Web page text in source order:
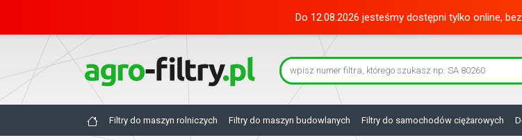
Do 12.08.2026 jesteśmy dostępni tylko online,
Filtry do maszyn rolniczych Filtry do maszyn budowlanych Filtry do samochodów ciężarowych